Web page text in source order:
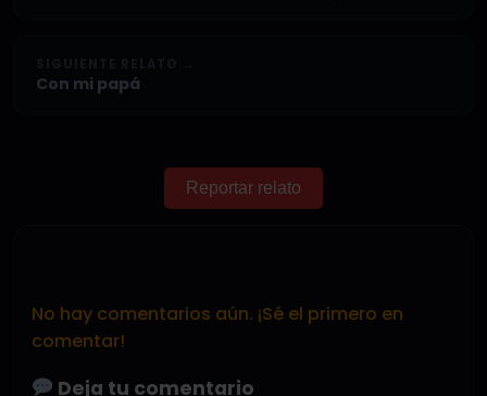
Con mi papá
Reportar relato
No hay comentarios aún. ¡Sé el primero en
comentar!
Deja tu comentario